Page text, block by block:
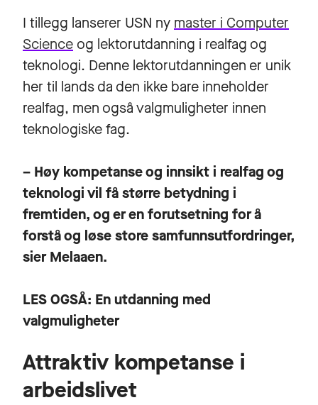
I tillegg lanserer USN ny master i Computer
Science og lektorutdanning i realfag og
teknologi. Denne lektorutdanningen er unik
her til lands da den ikke bare inneholder
realfag, men også valgmuligheter innen
teknologiske fag.
– Høy kompetanse og innsikt i realfag og
teknologi vil få større betydning i
fremtiden, og er en forutsetning for å
forstå og løse store samfunnsutfordringer,
sier Melaaen.
LES OGSÅ: En utdanning med
valgmuligheter
Attraktiv kompetanse i
arbeidslivet